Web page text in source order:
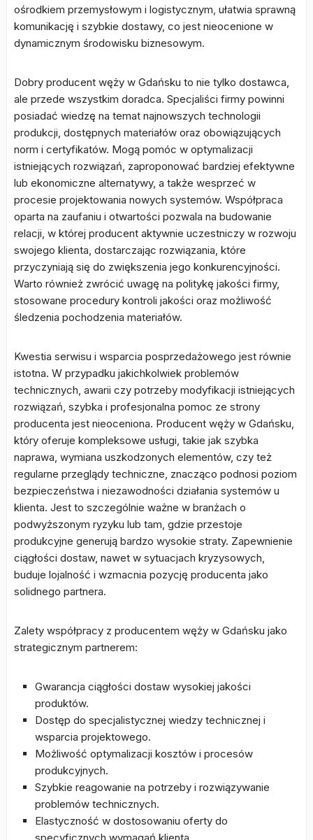
ośrodkiem przemysłowym i logistycznym, ułatwia sprawną
komunikację i szybkie dostawy, co jest nieocenione w
dynamicznym środowisku biznesowym.
Dobry producent węży w Gdańsku to nie tylko dostawca,
ale przede wszystkim doradca. Specjaliści firmy powinni
posiadać wiedzę na temat najnowszych technologii
produkcji, dostępnych materiałów oraz obowiązujących
norm i certyfikatów. Mogą pomóc w optymalizacji
istniejących rozwiązań, zaproponować bardziej efektywne
lub ekonomiczne alternatywy, a także wesprzeć w
procesie projektowania nowych systemów. Współpraca
oparta na zaufaniu i otwartości pozwala na budowanie
relacji, w której producent aktywnie uczestniczy w rozwoju
swojego klienta, dostarczając rozwiązania, które
przyczyniają się do zwiększenia jego konkurencyjności.
Warto również zwrócić uwagę na politykę jakości firmy,
stosowane procedury kontroli jakości oraz możliwość
śledzenia pochodzenia materiałów.
Kwestia serwisu i wsparcia posprzedażowego jest równie
istotna. W przypadku jakichkolwiek problemów
technicznych, awarii czy potrzeby modyfikacji istniejących
rozwiązań, szybka i profesjonalna pomoc ze strony
producenta jest nieoceniona. Producent węży w Gdańsku,
który oferuje kompleksowe usługi, takie jak szybka
naprawa, wymiana uszkodzonych elementów, czy też
regularne przeglądy techniczne, znacząco podnosi poziom
bezpieczeństwa i niezawodności działania systemów u
klienta. Jest to szczególnie ważne w branżach o
podwyższonym ryzyku lub tam, gdzie przestoje
produkcyjne generują bardzo wysokie straty. Zapewnienie
ciągłości dostaw, nawet w sytuacjach kryzysowych,
buduje lojalność i wzmacnia pozycję producenta jako
solidnego partnera.
Zalety współpracy z producentem węży w Gdańsku jako
strategicznym partnerem:
Gwarancja ciągłości dostaw wysokiej jakości
produktów.
Dostęp do specjalistycznej wiedzy technicznej i
wsparcia projektowego.
Możliwość optymalizacji kosztów i procesów
produkcyjnych.
Szybkie reagowanie na potrzeby i rozwiązywanie
problemów technicznych.
Elastyczność w dostosowaniu oferty do